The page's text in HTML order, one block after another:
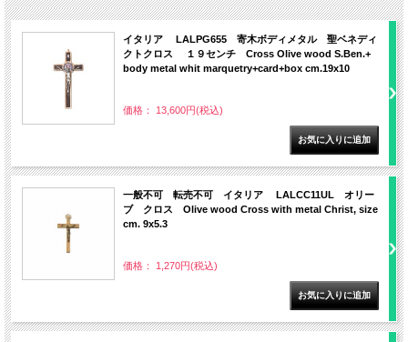
イタリア LALPG655 寄木ボディメタル 聖ベネディ
クトクロス １９センチ Cross Olive wood S.Ben.+
body metal whit marquetry+card+box cm.19x10
価格： 13,600円(税込)
一般不可 転売不可 イタリア LALCC11UL オリー
ブ クロス Olive wood Cross with metal Christ, size
cm. 9x5.3
価格： 1,270円(税込)